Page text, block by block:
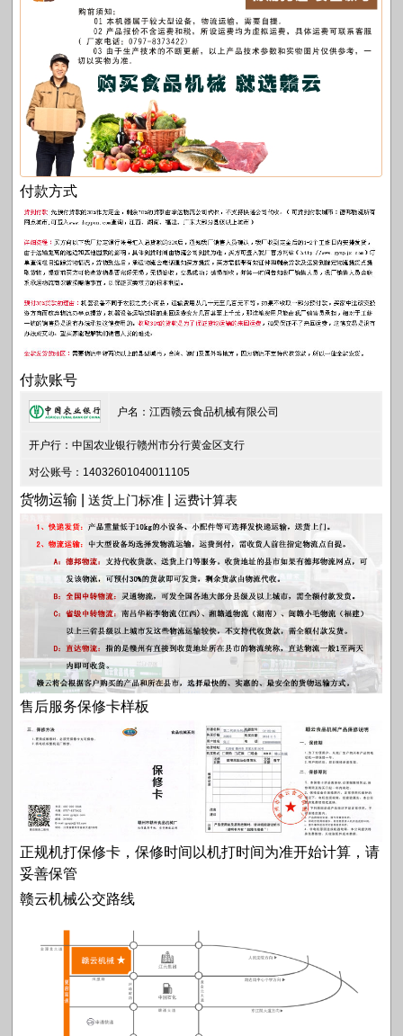
付款方式
付款账号
户名：江西赣云食品机械有限公司
开户行：中国农业银行赣州市分行黄金区支行
对公账号：14032601040011105
货物运输 |送货上门标准 |运费计算表
售后服务保修卡样板
正规机打保修卡，保修时间以机打时间为准开始计算，请
妥善保管
赣云机械公交路线